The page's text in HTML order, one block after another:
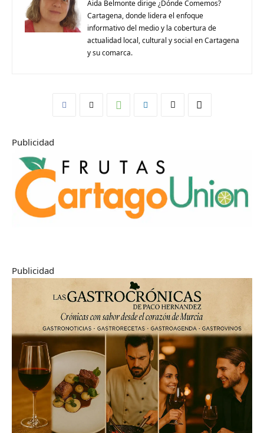
Aida Belmonte dirige ¿Dónde Comemos?
Cartagena, donde lidera el enfoque
informativo del medio y la cobertura de
actualidad local, cultural y social en Cartagena
y su comarca.
Publicidad
Publicidad